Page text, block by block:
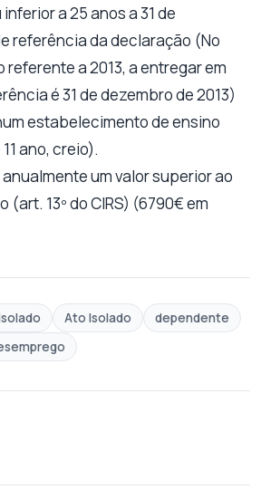
a 25 anos a 31 de
referência da declaração (No
a 2013, a entregar em
é 31 de dezembro de 2013)
estabelecimento de ensino
ano, creio).
um valor superior ao
(art. 13º do CIRS) (6790€ em
Ato Isolado
dependente